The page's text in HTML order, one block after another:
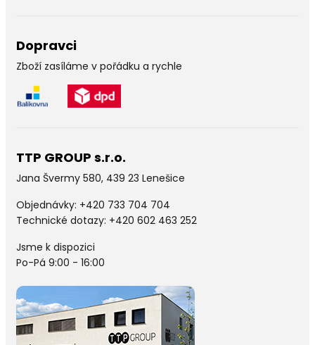
Dopravci
Zboží zasíláme v pořádku a rychle
TTP GROUP s.r.o.
Jana Švermy 580, 439 23 Lenešice
Objednávky: +420 733 704 704
Technické dotazy: +420 602 463 252
Jsme k dispozici
Po-Pá 9:00 - 16:00